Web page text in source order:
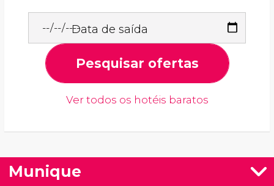
Data de saída
Pesquisar ofertas
Ver todos os hotéis baratos
Munique